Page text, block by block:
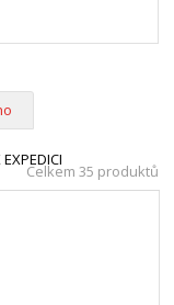
Celkem 35 produktů